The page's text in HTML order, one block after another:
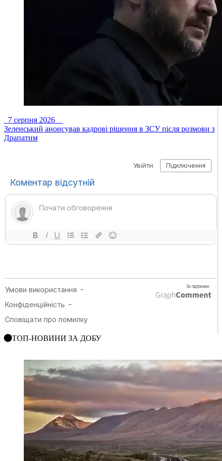
7 серпня 2026
Зеленський анонсував кадрові рішення в ЗСУ після розмови з
Драпатим
ТОП-НОВИНИ ЗА ДОБУ